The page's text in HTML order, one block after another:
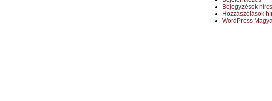
Bejegyzések
Hozzászólások
WordPress